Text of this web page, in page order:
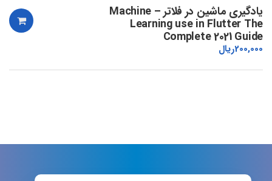
یادگیری ماشین در فلاتر – Machine
Learning use in Flutter The
Complete 2021 Guide
200,000ریال